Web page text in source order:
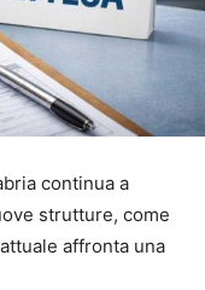
continua a
strutture, come
affronta una